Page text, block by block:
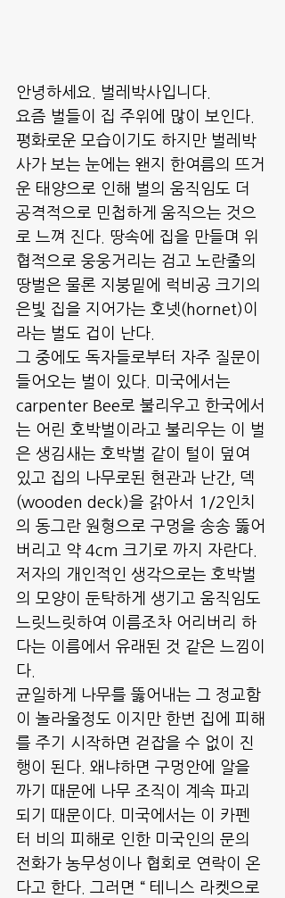
안녕하세요. 벌레박사입니다.
요즘 벌들이 집 주위에 많이 보인다.
평화로운 모습이기도 하지만 벌레박
사가 보는 눈에는 왠지 한여름의 뜨거
운 태양으로 인해 벌의 움직임도 더
공격적으로 민첩하게 움직으는 것으
로 느껴 진다. 땅속에 집을 만들며 위
협적으로 웅웅거리는 검고 노란줄의
땅벌은 물론 지붕밑에 럭비공 크기의
은빛 집을 지어가는 호넷(hornet)이
라는 벌도 겁이 난다.
그 중에도 독자들로부터 자주 질문이
들어오는 벌이 있다. 미국에서는
carpenter Bee로 불리우고 한국에서
는 어린 호박벌이라고 불리우는 이 벌
은 생김새는 호박벌 같이 털이 덮여
있고 집의 나무로된 현관과 난간, 덱
(wooden deck)을 갉아서 1/2인치
의 동그란 원형으로 구멍을 송송 뚫어
버리고 약 4cm 크기로 까지 자란다.
저자의 개인적인 생각으로는 호박벌
의 모양이 둔탁하게 생기고 움직임도
느릿느릿하여 이름조차 어리버리 하
다는 이름에서 유래된 것 같은 느낌이
다.
균일하게 나무를 뚫어내는 그 정교함
이 놀라울정도 이지만 한번 집에 피해
를 주기 시작하면 걷잡을 수 없이 진
행이 된다. 왜냐하면 구멍안에 알을
까기 때문에 나무 조직이 계속 파괴
되기 때문이다. 미국에서는 이 카펜
터 비의 피해로 인한 미국인의 문의
전화가 농무성이나 협회로 연락이 온
다고 한다. 그러면 “ 테니스 라켓으로